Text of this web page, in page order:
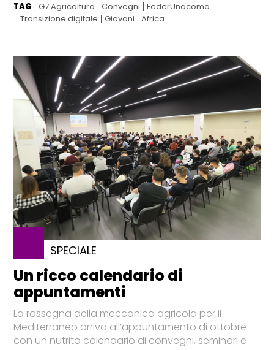
TAG G7 Agricoltura Convegni
FederUnacoma
Transizione digitale
Giovani Africa
SPECIALE
Un ricco calendario di
appuntamenti
La rassegna della meccanica agricola per il
Mediterraneo arriva all’appuntamento di ottobre
con un nutrito calendario di convegni, seminari e